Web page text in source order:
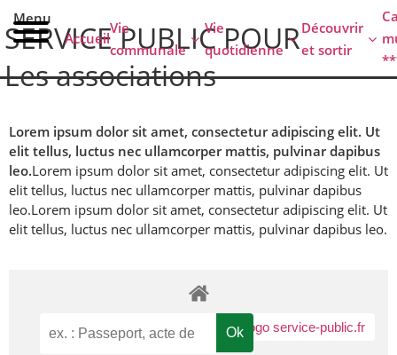
principal
Menu
Accueil
Vie
communale
Vie
quotidienne
Découvrir
et sortir
SERVICE PUBLIC POUR
Les associations
Lorem ipsum dolor sit amet, consectetur adipiscing elit. Ut
elit tellus, luctus nec ullamcorper mattis, pulvinar dapibus
leo.Lorem ipsum dolor sit amet, consectetur adipiscing elit. Ut
elit tellus, luctus nec ullamcorper mattis, pulvinar dapibus
leo.Lorem ipsum dolor sit amet, consectetur adipiscing elit. Ut
elit tellus, luctus nec ullamcorper mattis, pulvinar dapibus leo.